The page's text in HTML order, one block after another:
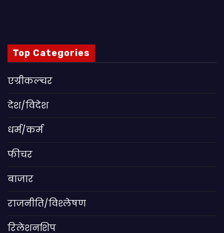
Top Categories
एग्रीकल्चर
देश/विदेश
धर्म/कर्म
फीचर
बाजार
राजनीति/विश्लेषण
रिलेशनशिप